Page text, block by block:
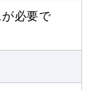
必要で